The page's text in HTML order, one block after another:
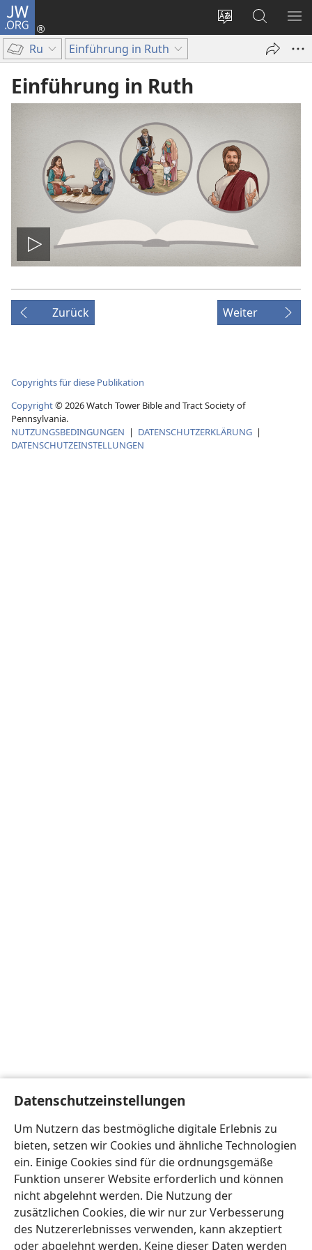
Datenschutzeinstellungen
Um Nutzern das bestmögliche digitale Erlebnis zu
bieten, setzen wir Cookies und ähnliche Technologien
ein. Einige Cookies sind für die ordnungsgemäße
Funktion unserer Website erforderlich und können
nicht abgelehnt werden. Die Nutzung der
zusätzlichen Cookies, die wir nur zur Verbesserung
des Nutzererlebnisses verwenden, kann akzeptiert
oder abgelehnt werden. Keine dieser Daten werden
JW.ORG
Websitesprache
Anmelden
(öffnet
Suche
Ru Einführung in Ruth
Einführung in Ruth
Video
abspielen
Zurück Weiter
Copyrights für diese Publikation
Copyright© 2026 Watch Tower Bible and Tract Society of
Pennsylvania.
NUTZUNGSBEDINGUNGEN | DATENSCHUTZERKLÄRUNG |
DATENSCHUTZEINSTELLUNGEN